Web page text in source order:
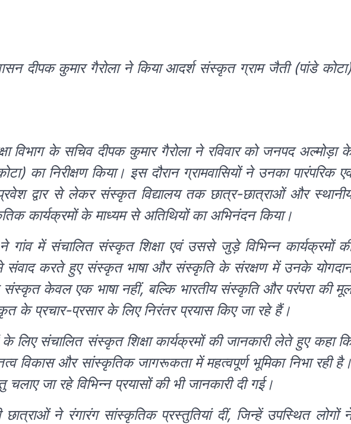
दीपक कुमार गैरोला ने किया आदर्श संस्कृत ग्राम जैती (पांडे
विभाग के सचिव दीपक कुमार गैरोला ने रविवार को जनपद अल्मोड़ा
का निरीक्षण किया। इस दौरान ग्रामवासियों ने उनका पारंपरिक
द्वार से लेकर संस्कृत विद्यालय तक छात्र-छात्राओं और
कार्यक्रमों के माध्यम से अतिथियों का अभिनंदन किया।
ने गांव में संचालित संस्कृत शिक्षा एवं उससे जुड़े विभिन्न कार्यक्रमों
से संवाद करते हुए संस्कृत भाषा और संस्कृति के संरक्षण में उनके
संस्कृत केवल एक भाषा नहीं, बल्कि भारतीय संस्कृति और परंपरा की
के प्रचार-प्रसार के लिए निरंतर प्रयास किए जा रहे हैं।
संचालित संस्कृत शिक्षा कार्यक्रमों की जानकारी लेते हुए कहा
विकास और सांस्कृतिक जागरूकता में महत्वपूर्ण भूमिका निभा रही है।
जा रहे विभिन्न प्रयासों की भी जानकारी दी गई।
ने रंगारंग सांस्कृतिक प्रस्तुतियां दीं, जिन्हें उपस्थित लोगों